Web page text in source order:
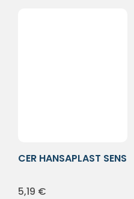
CER HANSAPLAST SENS
5,19 €